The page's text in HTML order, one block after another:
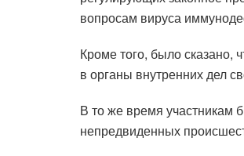
вопросам вируса
Кроме того, было сказано,
в органы внутренних дел
В то же время участникам
непредвиденных